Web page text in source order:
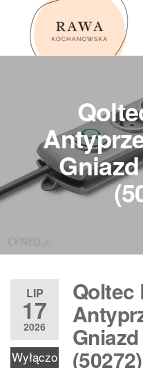
Przejdź
LIP
17
2026
Wyłączo
Qoltec